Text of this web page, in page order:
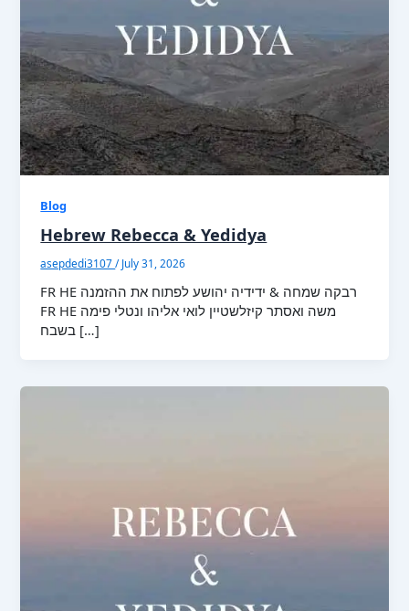
Blog
Hebrew Rebecca & Yedidya
asepdedi3107/July 31, 2026
FR HE רבקה שמחה & ידידיה יהושע לפתוח את ההזמנה
FR HE משה ואסתר קיזלשטיין לואי אליהו ונטלי פימה
בשבח […]